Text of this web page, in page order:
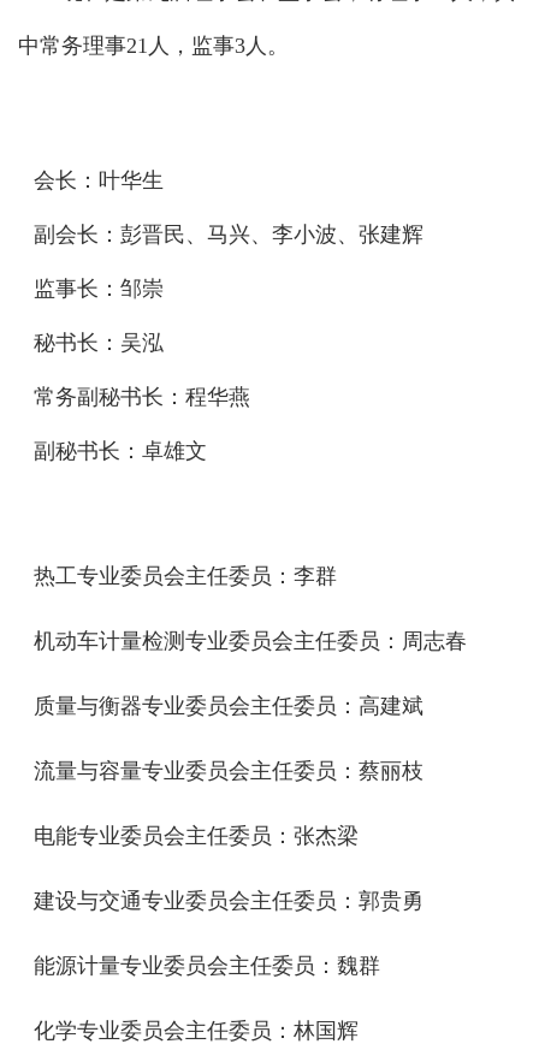
中常务理事21人，监事3人。
会长：叶华生
副会长：彭晋民、马兴、李小波、张建辉
监事长：邹崇
秘书长：吴泓
常务副秘书长：程华燕
副秘书长：卓雄文
热工专业委员会主任委员：李群
机动车计量检测专业委员会主任委员： 周志春
质量与衡器专业委员会主任委员： 高建斌
流量与容量专业委员会主任委员：蔡丽枝
电能专业委员会主任委员：张杰梁
建设与交通专业委员会主任委员：郭贵勇
能源计量专业委员会主任委员：魏群
化学专业委员会主任委员：林国辉